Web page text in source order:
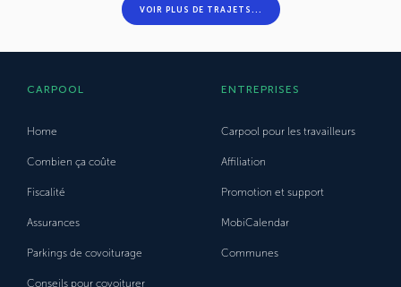
VOIR PLUS DE TRAJETS...
CARPOOL
Home
Combien ça coûte
Fiscalité
Assurances
Parkings de covoiturage
Conseils pour covoiturer
ENTREPRISES
Carpool pour les travailleurs
Affiliation
Promotion et support
MobiCalendar
Communes